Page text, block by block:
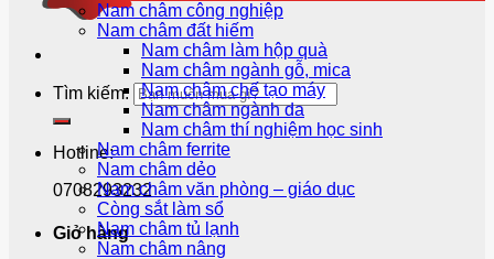
Tìm kiếm:
Hotline:
0708293232
Giỏ hàng
Nam châm công nghiệp
Nam châm đất hiếm
Nam châm làm hộp quà
Nam châm ngành gỗ, mica
Nam châm chế tạo máy
Nam châm ngành da
Nam châm thí nghiệm học sinh
Nam châm ferrite
Nam châm dẻo
Nam châm văn phòng – giáo dục
Còng sắt làm sổ
Nam châm tủ lạnh
Nam châm nâng